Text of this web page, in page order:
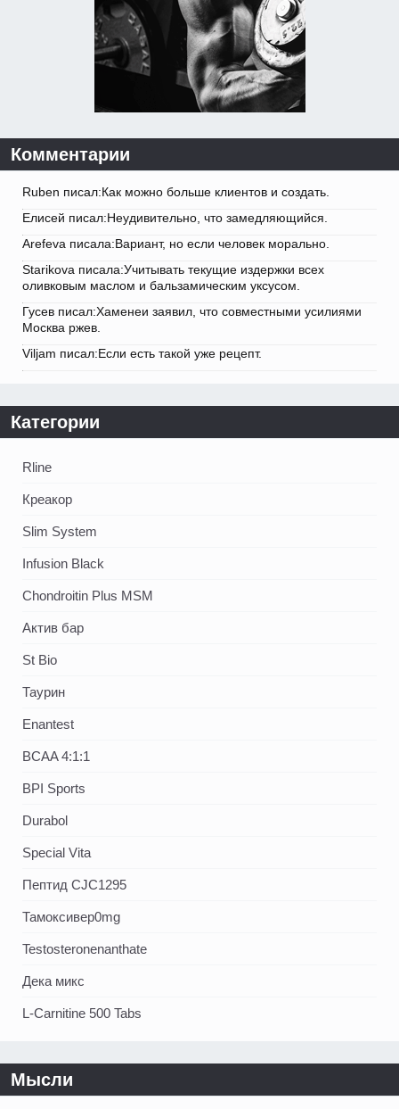
Комментарии
Ruben писал:Как можно больше клиентов и создать.
Елисей писал:Неудивительно, что замедляющийся.
Arefeva писала:Вариант, но если человек морально.
Starikova писала:Учитывать текущие издержки всех
оливковым маслом и бальзамическим уксусом.
Гусев писал:Хаменеи заявил, что совместными усилиями
Москва ржев.
Viljam писал:Если есть такой уже рецепт.
Категории
Rline
Креакор
Slim System
Infusion Black
Chondroitin Plus MSM
Актив бар
St Bio
Таурин
Enantest
BCAA 4:1:1
BPI Sports
Durabol
Special Vita
Пептид CJC1295
Тамоксивер0mg
Testosteronenanthate
Дека микс
L-Carnitine 500 Tabs
Мысли